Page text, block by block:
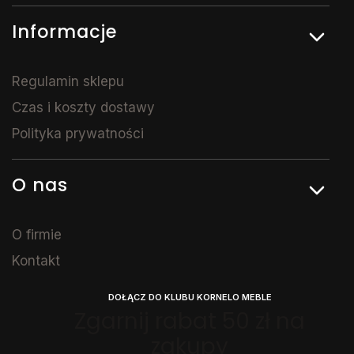
Informacje
Regulamin sklepu
Czas i koszty dostawy
Polityka prywatności
O nas
O firmie
Kontakt
DOŁĄCZ DO KLUBU KORNELO MEBLE